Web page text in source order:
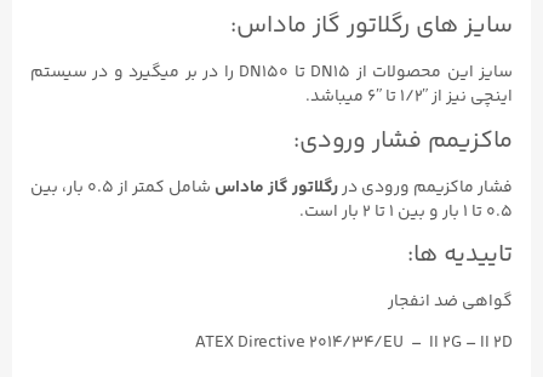
سایز های رگلاتور گاز ماداس:
سایز این محصولات از DN15 تا DN150 را در بر میگیرد و در سیستم
اینچی نیز از ʺ1/۲ تا ʺ6 میباشد.
ماکزیمم فشار ورودی:
فشار ماکزیمم ورودی دررگلاتور گاز ماداس
شامل کمتر از ۰.۵ بار، بین
۰.۵ تا ۱ بار و بین ۱ تا ۲ بار است.
تاییدیه ها:
گواهی ضد انفجار
ATEX Directive 2014/34/EU – II 2G – II 2D